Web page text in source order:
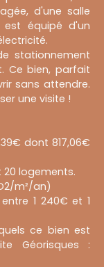
d'une salle
équipé d'un
stationnement
Ce bien, parfait
sans attendre.
une visite !
dont 817,06€
logements.
m²/an)
1 240€ et 1
ce bien est
Géorisques :